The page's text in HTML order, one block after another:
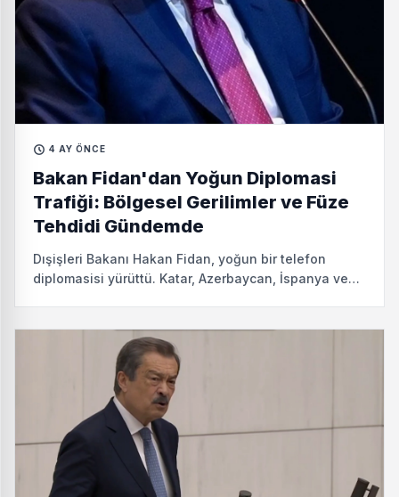
4 AY ÖNCE
Bakan Fidan'dan Yoğun Diplomasi
Trafiği: Bölgesel Gerilimler ve Füze
Tehdidi Gündemde
Dışişleri Bakanı Hakan Fidan, yoğun bir telefon
diplomasisi yürüttü. Katar, Azerbaycan, İspanya ve
Türk hava sahasına yönelik füze tehdidi karşısında
uluslararası dayanışmayı güçlendirdi.